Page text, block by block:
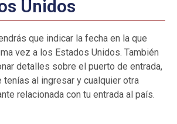
Unidos
que indicar la fecha en la que
vez a los Estados Unidos. También
detalles sobre el puerto de entrada,
al ingresar y cualquier otra
relacionada con tu entrada al país.